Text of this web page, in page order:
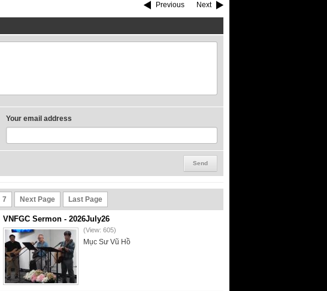
Previous Next
Your email address
7 Next Page Last Page
VNFGC Sermon - 2026July26
(View: 605)
Mục Sư Vũ Hồ